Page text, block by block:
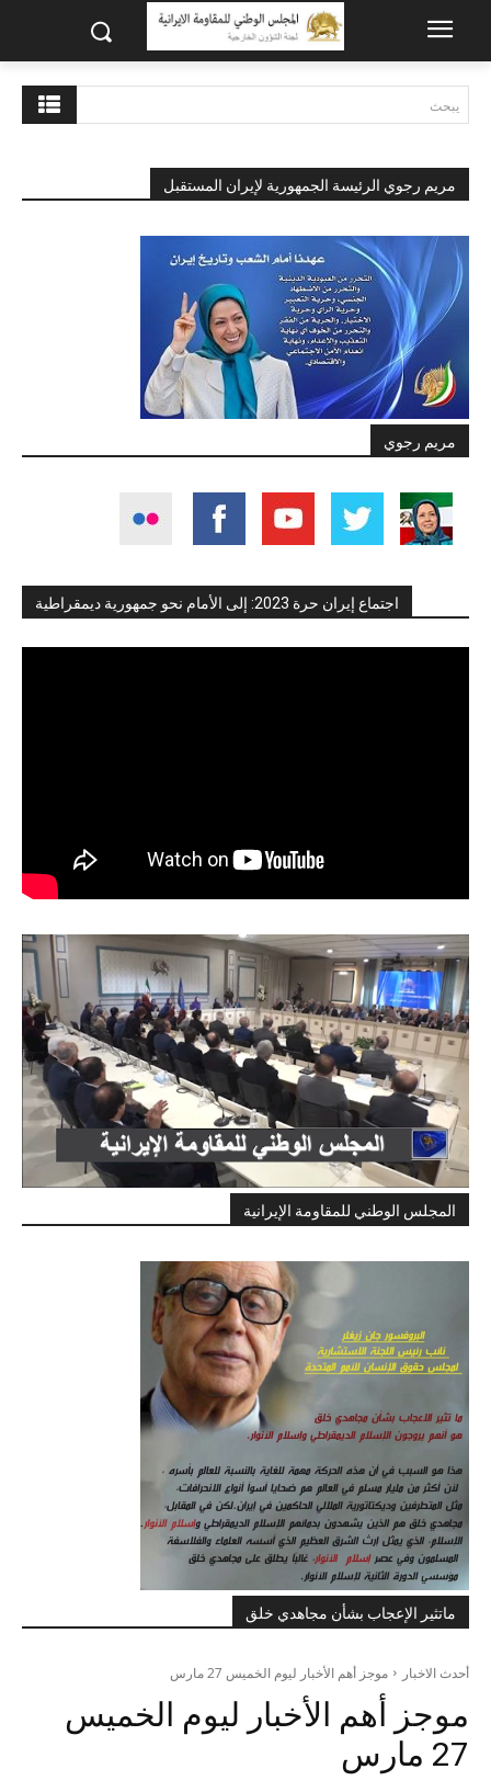
يبحث
مريم رجوي الرئيسة الجمهورية لإيران المستقبل
مريم رجوي
اجتماع إيران حرة 2023: إلى الأمام نحو جمهورية ديمقراطية
المجلس الوطني للمقاومة الإيرانية
ماتثير الإعجاب بشأن مجاهدي خلق
أحدث الاخبار موجز أهم الأخبار لیوم الخميس 27 مارس
موجز أهم الأخبار لیوم الخميس
27 مارس